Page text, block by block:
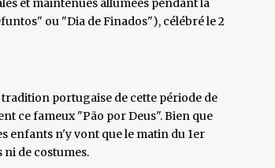
et maintenues allumées pendant la
ou "Dia de Finados"), célébré le 2
portugaise de cette période de
ce fameux "Pão por Deus". Bien que
enfants n'y vont que le matin du 1er
ni de costumes.